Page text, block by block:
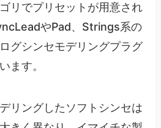
リでプリセットが用意され
やPad、Strings系の
グシンセモデリングプラグ
ます。
リングしたソフトシンセは